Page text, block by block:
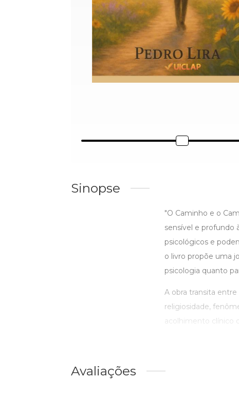
Sinopse
"O Caminho e o
sensível e profundo
psicológicos e
o livro propõe uma
psicologia quanto
A obra transita
religiosidade,
acolhimento clínico
Avaliações